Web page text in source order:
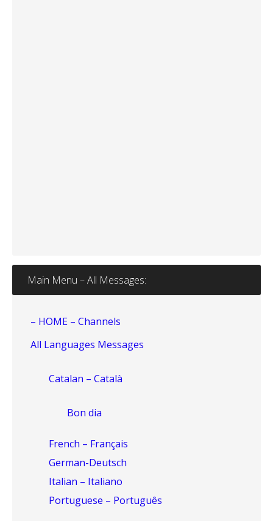
Main Menu – All Messages:
– HOME – Channels
All Languages Messages
Catalan – Català
Bon dia
French – Français
German-Deutsch
Italian – Italiano
Portuguese – Português